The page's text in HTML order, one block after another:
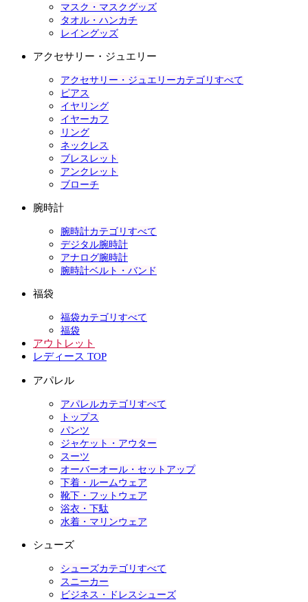
マスク・マスクグッズ
タオル・ハンカチ
レイングッズ
アクセサリー・ジュエリー
アクセサリー・ジュエリーカテゴリすべて
ピアス
イヤリング
イヤーカフ
リング
ネックレス
ブレスレット
アンクレット
ブローチ
腕時計
腕時計カテゴリすべて
デジタル腕時計
アナログ腕時計
腕時計ベルト・バンド
福袋
福袋カテゴリすべて
福袋
アウトレット
レディース TOP
アパレル
アパレルカテゴリすべて
トップス
パンツ
ジャケット・アウター
スーツ
オーバーオール・セットアップ
下着・ルームウェア
靴下・フットウェア
浴衣・下駄
水着・マリンウェア
シューズ
シューズカテゴリすべて
スニーカー
ビジネス・ドレスシューズ